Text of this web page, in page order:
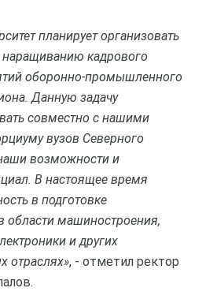
планирует организовать
кадрового
оборонно-промышленного
Данную задачу
совместно с нашими
вузов Северного
возможности и
В настоящее время
в подготовке
области машиностроения,
и других
отраслях», - отметил ректор